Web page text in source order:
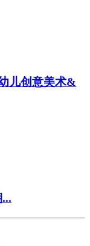
儿创意美术&